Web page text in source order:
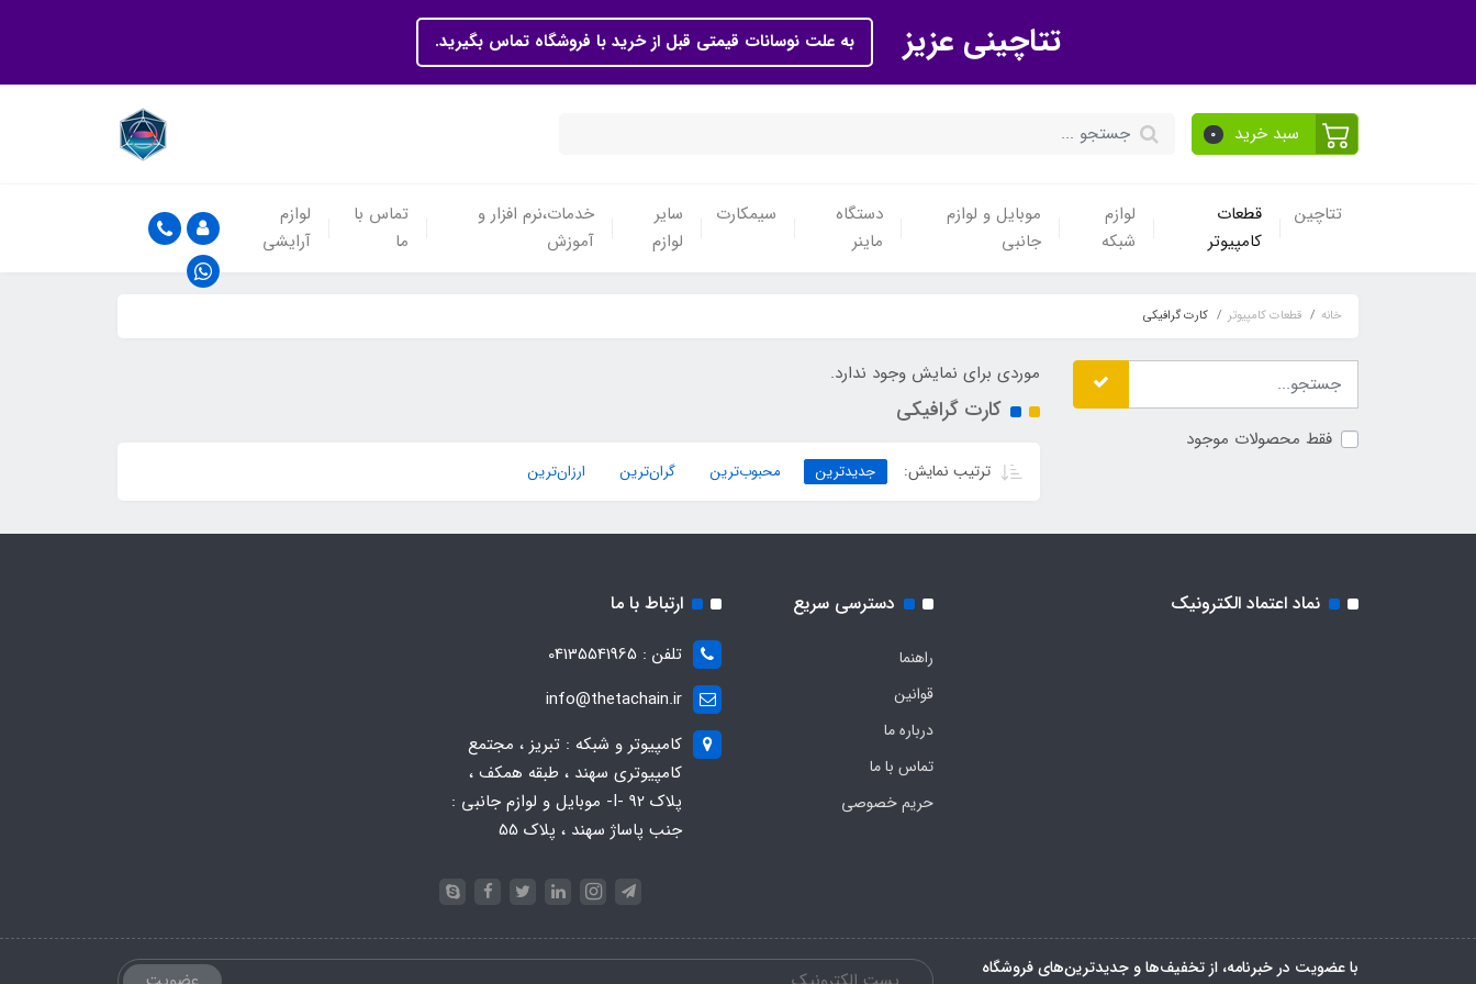
تتاچینی عزیز به علت نوسانات قیمتی قبل از خرید با فروشگاه تماس بگیرید.
سبد خرید 0
تتاچین
قطعات
کامپیوتر
لوازم
شبکه
موبایل و لوازم
جانبی
دستگاه
ماینر
سیمکارت
سایر
لوازم
خدمات،نرم افزار و
آموزش
تماس با
ما
لوازم
آرایشی
خانه قطعات کامپیوتر کارت گرافیکی
فقط محصولات موجود
موردی برای نمایش وجود ندارد.
کارت گرافیکی
ترتیب نمایش: جدیدترین محبوب‌ترین گران‌ترین ارزان‌ترین
نماد اعتماد الکترونیک دسترسی سریع
راهنما
قوانین
درباره ما
تماس با ما
حریم خصوصی
ارتباط با ما
تلفن : 04135541965
info@thetachain.ir
کامپیوتر و شبکه : تبریز ، مجتمع
کامپیوتری سهند ، طبقه همکف ،
پلاک 92 -I- موبایل و لوازم جانبی :
جنب پاساژ سهند ، پلاک 55
با عضویت در خبرنامه، از تخفیف‌ها و جدیدترین‌های فروشگاه